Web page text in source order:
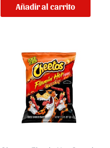
Añadir al carrito